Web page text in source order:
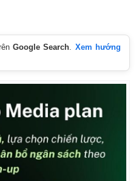
Google Search
Xem hướng